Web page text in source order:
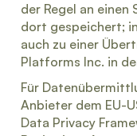
der Regel an einen
dort gespeichert;
auch zu einer
Platforms Inc. in
Für
Anbieter dem EU-
Data Privacy